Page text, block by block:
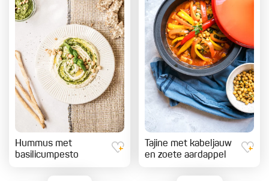
Hummus met
basilicumpesto
Tajine met kabeljauw
en zoete aardappel